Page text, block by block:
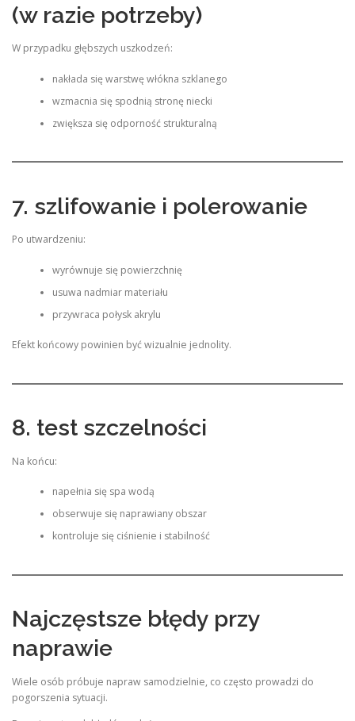
(w razie potrzeby)
W przypadku głębszych uszkodzeń:
nakłada się warstwę włókna szklanego
wzmacnia się spodnią stronę niecki
zwiększa się odporność strukturalną
7. szlifowanie i polerowanie
Po utwardzeniu:
wyrównuje się powierzchnię
usuwa nadmiar materiału
przywraca połysk akrylu
Efekt końcowy powinien być wizualnie jednolity.
8. test szczelności
Na końcu:
napełnia się spa wodą
obserwuje się naprawiany obszar
kontroluje się ciśnienie i stabilność
Najczęstsze błędy przy
naprawie
Wiele osób próbuje napraw samodzielnie, co często prowadzi do
pogorszenia sytuacji.